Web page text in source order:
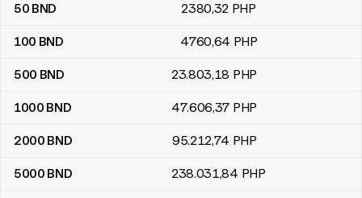
50 BND 2380,32 PHP
100 BND 4760,64 PHP
500 BND 23.803,18 PHP
1000 BND 47.606,37 PHP
2000 BND 95.212,74 PHP
5000 BND 238.031,84 PHP